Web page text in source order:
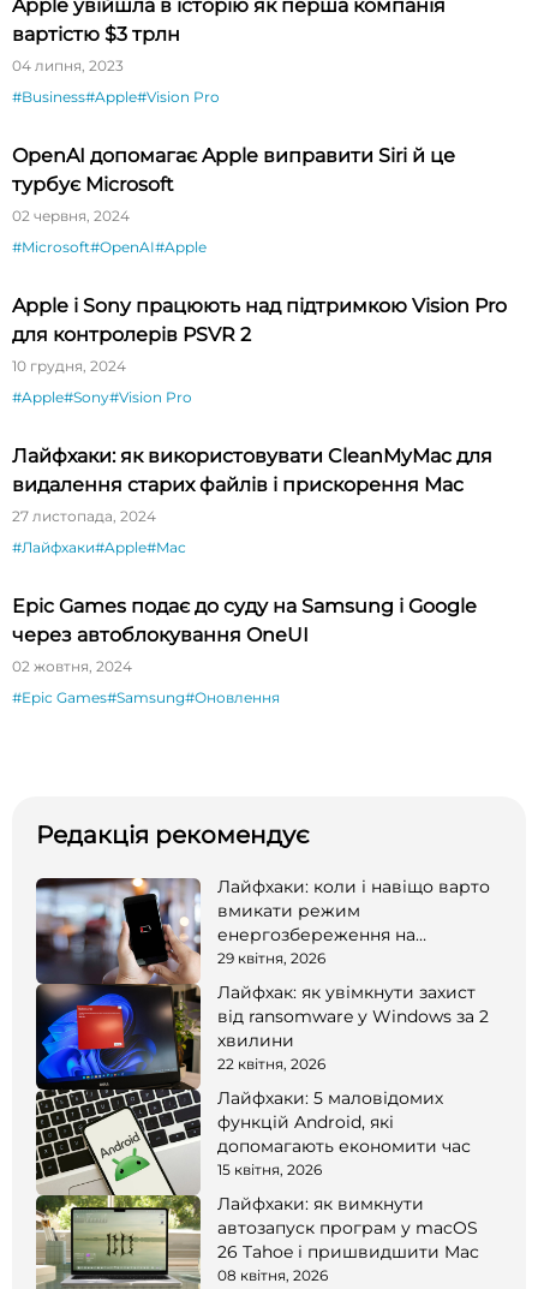
Apple увійшла в історію як перша компанія
вартістю $3 трлн
04 липня, 2023
#Business#Apple#Vision Pro
OpenAI допомагає Apple виправити Siri й це
турбує Microsoft
02 червня, 2024
#Microsoft#OpenAI#Apple
Apple і Sony працюють над підтримкою Vision Pro
для контролерів PSVR 2
10 грудня, 2024
#Apple#Sony#Vision Pro
Лайфхаки: як використовувати CleanMyMac для
видалення старих файлів і прискорення Mac
27 листопада, 2024
#Лайфхаки#Apple#Mac
Epic Games подає до суду на Samsung і Google
через автоблокування OneUI
02 жовтня, 2024
#Epic Games#Samsung#Оновлення
Редакція рекомендує
Лайфхаки: коли і навіщо варто
вмикати режим
енергозбереження на
смартфоні
29 квітня, 2026
Лайфхак: як увімкнути захист
від ransomware у Windows за 2
хвилини
22 квітня, 2026
Лайфхаки: 5 маловідомих
функцій Android, які
допомагають економити час
15 квітня, 2026
Лайфхаки: як вимкнути
автозапуск програм у macOS
26 Tahoe і пришвидшити Mac
08 квітня, 2026